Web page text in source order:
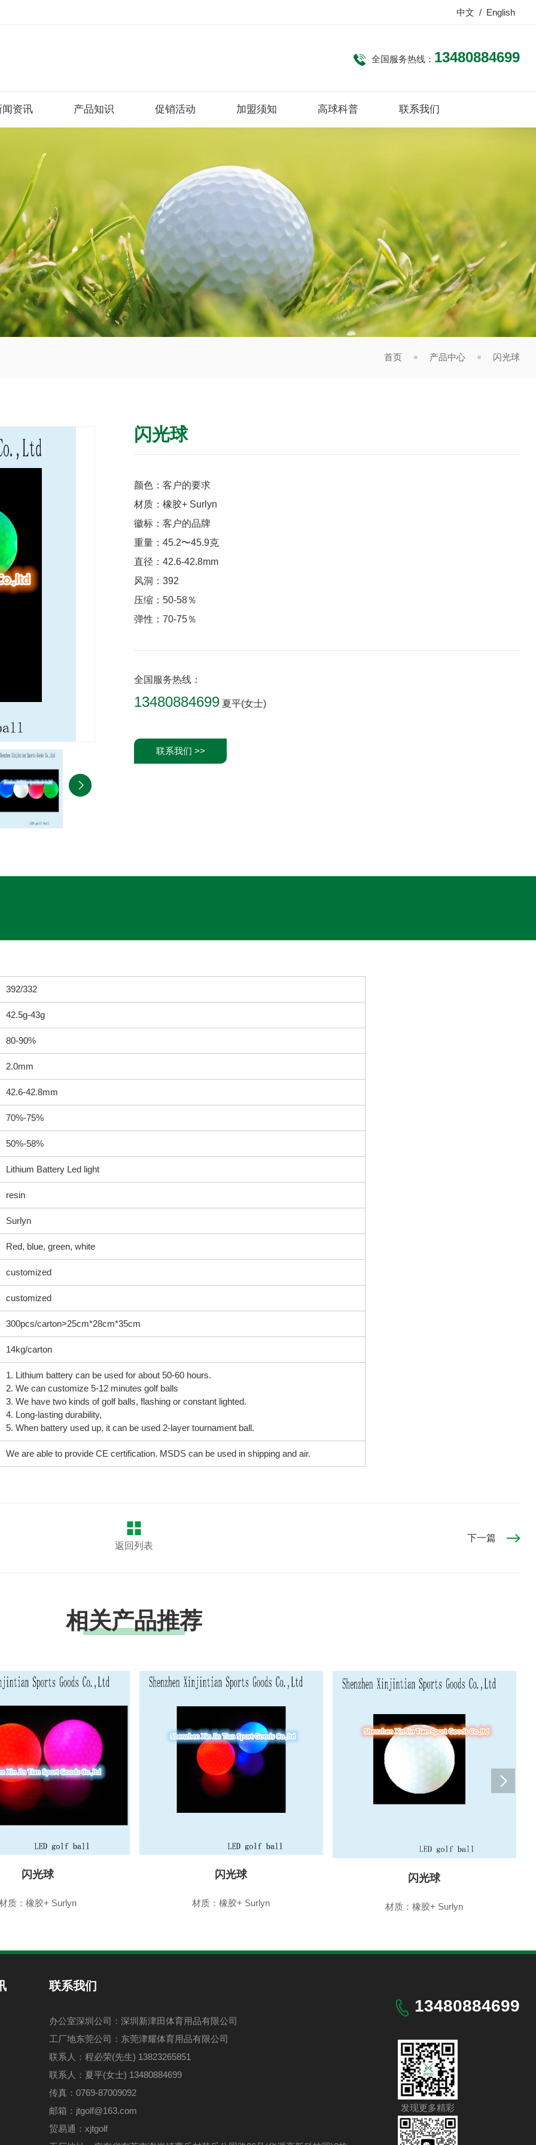
中文 / English
全国服务热线： 13480884699
闻资讯 产品知识 促销活动 加盟须知 高球科普 联系我们
首页 产品中心 闪光球
闪光球
颜色：客户的要求
材质：橡胶+ Surlyn
徽标：客户的品牌
重量：45.2〜45.9克
直径：42.6-42.8mm
风洞：392
压缩：50-58％
弹性：70-75％
全国服务热线：
13480884699 夏平(女士)
联系我们 >>
392/332
42.5g-43g
80-90%
2.0mm
42.6-42.8mm
70%-75%
50%-58%
Lithium Battery Led light
resin
Surlyn
Red, blue, green, white
customized
customized
300pcs/carton>25cm*28cm*35cm
14kg/carton
1. Lithium battery can be used for about 50-60 hours.
2. We can customize 5-12 minutes golf balls
3. We have two kinds of golf balls, flashing or constant lighted.
4. Long-lasting durability,
5. When battery used up, it can be used 2-layer tournament ball.
We are able to provide CE certification. MSDS can be used in shipping and air.
返回列表
下一篇
相关产品推荐
闪光球
质：橡胶+ Surlyn
闪光球
材质：橡胶+ Surlyn
闪光球
材质：橡胶+ Surlyn
联系我们
办公室深圳公司：深圳新津田体育用品有限公司
工厂地东莞公司：东莞津耀体育用品有限公司
联系人：程必荣(先生) 13823265851
联系人：夏平(女士) 13480884699
传真：0769-87009092
邮箱：jtgolf@163.com
贸易通：xjtgolf
13480884699
发现更多精彩